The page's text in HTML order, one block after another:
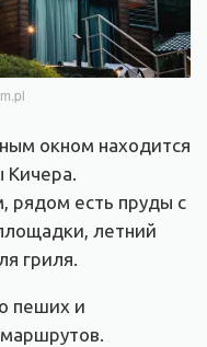
окном находится
Кичера.
рядом есть пруды с
летний
гриля.
пеших и